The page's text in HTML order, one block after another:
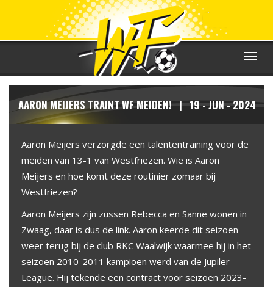
Toggle
AARON MEIJERS TRAINT WF MEIDEN! | 19 - JUN - 2024
Aaron Meijers verzorgde een talententraining voor de
meiden van 13-1 van Westfriezen. Wie is Aaron
Meijers en hoe komt deze routinier zomaar bij
Westfriezen?
Aaron Meijers zijn zussen Rebecca en Sanne wonen in
Zwaag, daar is dus de link. Aaron keerde dit seizoen
weer terug bij de club RKC Waalwijk waarmee hij in het
seizoen 2010-2011 kampioen werd van de Jupiler
League. Hij tekende een contract voor seizoen 2023-